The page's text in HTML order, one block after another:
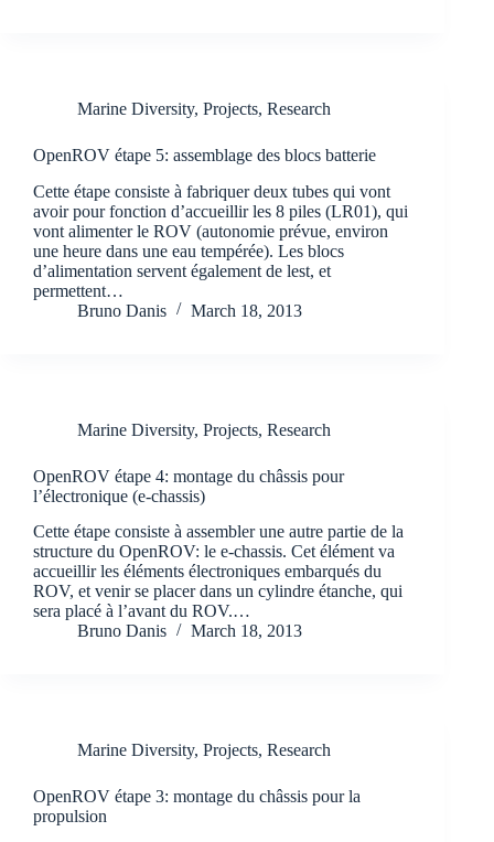
Marine Diversity, Projects, Research
OpenROV étape 5: assemblage des blocs batterie
Cette étape consiste à fabriquer deux tubes qui vont
avoir pour fonction d’accueillir les 8 piles (LR01), qui
vont alimenter le ROV (autonomie prévue, environ
une heure dans une eau tempérée). Les blocs
d’alimentation servent également de lest, et
permettent…
Bruno Danis
March 18, 2013
Marine Diversity, Projects, Research
OpenROV étape 4: montage du châssis pour
l’électronique (e-chassis)
Cette étape consiste à assembler une autre partie de la
structure du OpenROV: le e-chassis. Cet élément va
accueillir les éléments électroniques embarqués du
ROV, et venir se placer dans un cylindre étanche, qui
sera placé à l’avant du ROV.…
Bruno Danis
March 18, 2013
Marine Diversity, Projects, Research
OpenROV étape 3: montage du châssis pour la
propulsion